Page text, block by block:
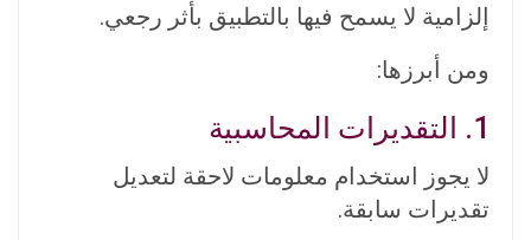
إلزامية لا يسمح فيها بالتطبيق بأثر رجعي.
ومن أبرزها:
1. التقديرات المحاسبية
لا يجوز استخدام معلومات لاحقة لتعديل
تقديرات سابقة.